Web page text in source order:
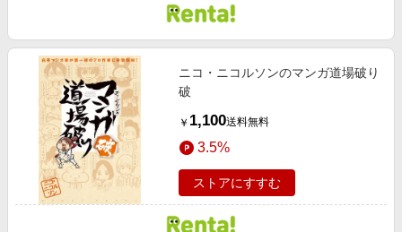
ニコ・ニコルソンのマンガ道場破り
破
￥ 1,100送料無料
3.5%
ストアにすすむ